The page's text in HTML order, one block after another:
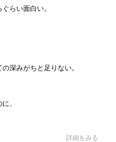
らい面白い。
深みがちと足りない。
、
詳細をみる